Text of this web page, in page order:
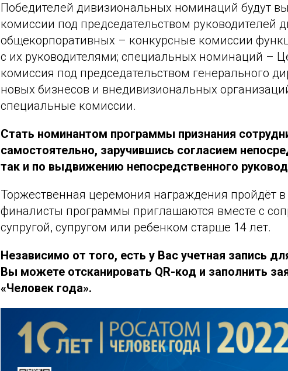
Победителей дивизиональных номинаций будут
комиссии под председательством руководителей
общекорпоративных – конкурсные комиссии
с их руководителями; специальных номинаций –
комиссия под председательством генерального
новых бизнесов и внедивизиональных
специальные комиссии.
Стать номинантом программы признания
самостоятельно, заручившись согласием
так и по выдвижению непосредственного
Торжественная церемония награждения пройдёт
финалисты программы приглашаются вместе с
супругой, супругом или ребенком старше 14 лет.
Независимо от того, есть у Вас учетная запись
Вы можете отсканировать QR-код и заполнить
«Человек года».